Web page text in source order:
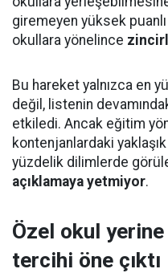
giremeyen yüksek
okullara yönelince
Bu hareket yalnızca en
değil, listenin
etkiledi. Ancak eğitim
kontenjanlardaki
yüzdelik dilimlerde
açıklamaya yetmiyor.
Özel okul
tercihi öne çıktı